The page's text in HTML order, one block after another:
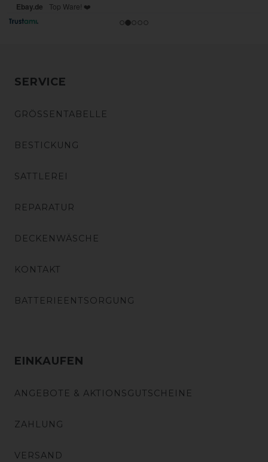
SERVICE
GRÖSSENTABELLE
BESTICKUNG
SATTLEREI
REPARATUR
DECKENWÄSCHE
KONTAKT
BATTERIEENTSORGUNG
EINKAUFEN
ANGEBOTE & AKTIONSGUTSCHEINE
ZAHLUNG
VERSAND